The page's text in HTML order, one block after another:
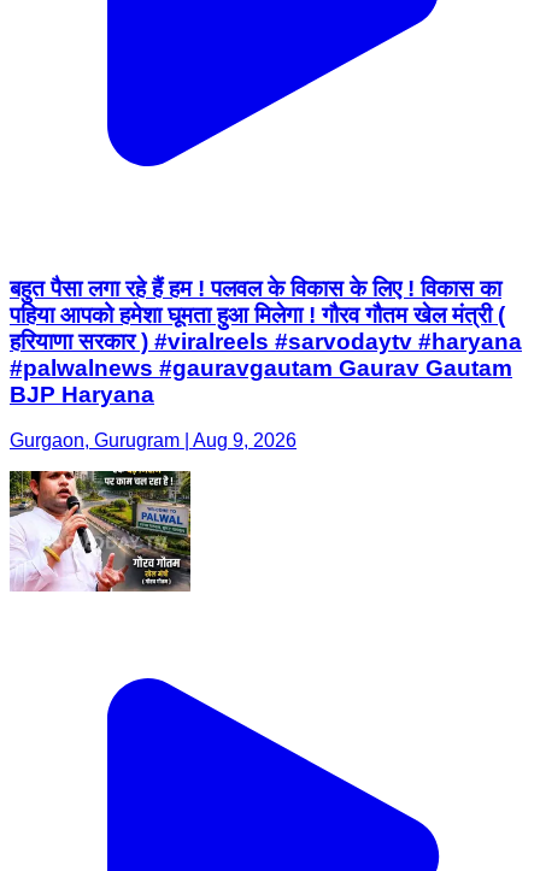
बहुत पैसा लगा रहे हैं हम ! पलवल के विकास के लिए ! विकास का
पहिया आपको हमेशा घूमता हुआ मिलेगा ! गौरव गौतम खेल मंत्री (
हरियाणा सरकार ) #viralreels #sarvodaytv #haryana
#palwalnews #gauravgautam Gaurav Gautam
BJP Haryana
Gurgaon, Gurugram | Aug 9, 2026